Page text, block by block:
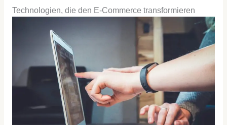
Technologien, die den E-Commerce transformieren